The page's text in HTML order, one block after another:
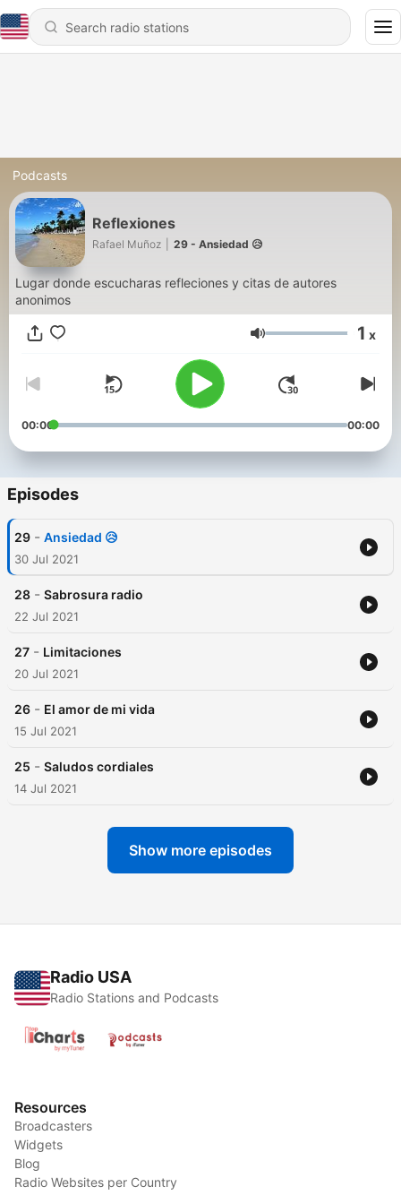
Podcasts
Reflexiones
Rafael Muñoz 29 - Ansiedad 😥
Lugar donde escucharas refleciones y citas de autores
anonimos
Volume 1 x
00:00 00:00
Episodes
29 - Ansiedad 😥
30 Jul 2021
28 - Sabrosura radio
22 Jul 2021
27 - Limitaciones
20 Jul 2021
26 - El amor de mi vida
15 Jul 2021
25 - Saludos cordiales
14 Jul 2021
Show more episodes
Radio USA
Radio Stations and Podcasts
Resources
Broadcasters
Widgets
Blog
Radio Websites per Country